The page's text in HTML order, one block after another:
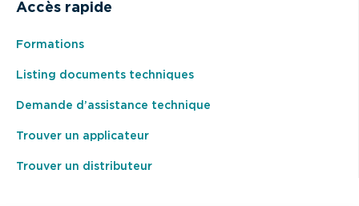
Accès rapide
Formations
Listing documents techniques
Demande d’assistance technique
Trouver un applicateur
Trouver un distributeur